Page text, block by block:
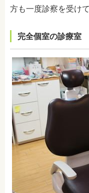
方も一度診察を受け
完全個室の診療室